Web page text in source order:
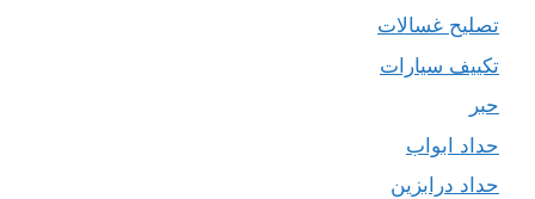
تصليح غسالات
تكييف سيارات
حبر
حداد ابواب
حداد درابزين